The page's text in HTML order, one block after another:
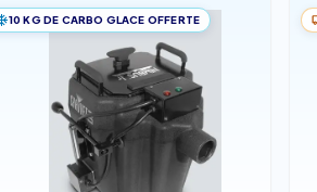
10 KG DE CARBO GLACE OFFERTE